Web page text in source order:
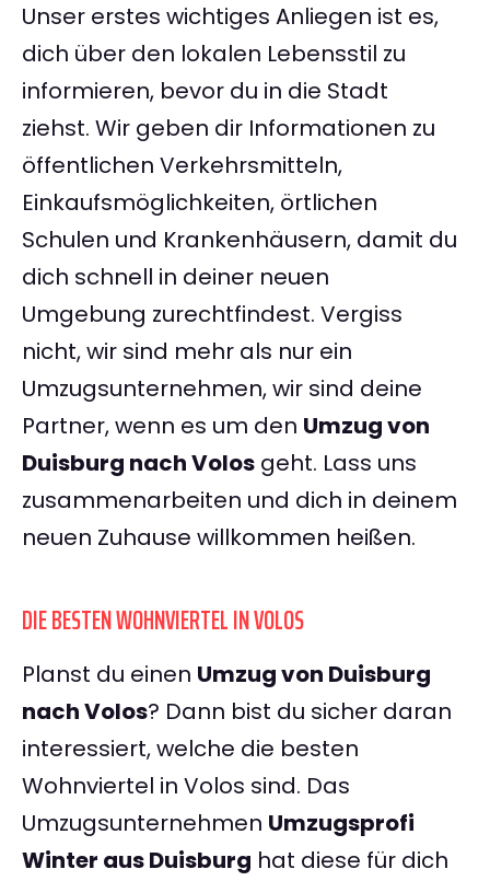
Unser erstes wichtiges Anliegen ist es,
dich über den lokalen Lebensstil zu
informieren, bevor du in die Stadt
ziehst. Wir geben dir Informationen zu
öffentlichen Verkehrsmitteln,
Einkaufsmöglichkeiten, örtlichen
Schulen und Krankenhäusern, damit du
dich schnell in deiner neuen
Umgebung zurechtfindest. Vergiss
nicht, wir sind mehr als nur ein
Umzugsunternehmen, wir sind deine
Partner, wenn es um den Umzug von
Duisburg nach Volos geht. Lass uns
zusammenarbeiten und dich in deinem
neuen Zuhause willkommen heißen.
DIE BESTEN WOHNVIERTEL IN VOLOS
Planst du einen Umzug von Duisburg
nach Volos? Dann bist du sicher daran
interessiert, welche die besten
Wohnviertel in Volos sind. Das
Umzugsunternehmen Umzugsprofi
Winter aus Duisburg hat diese für dich